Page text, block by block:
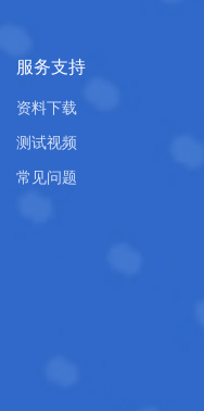
服务支持
资料下载
测试视频
常见问题